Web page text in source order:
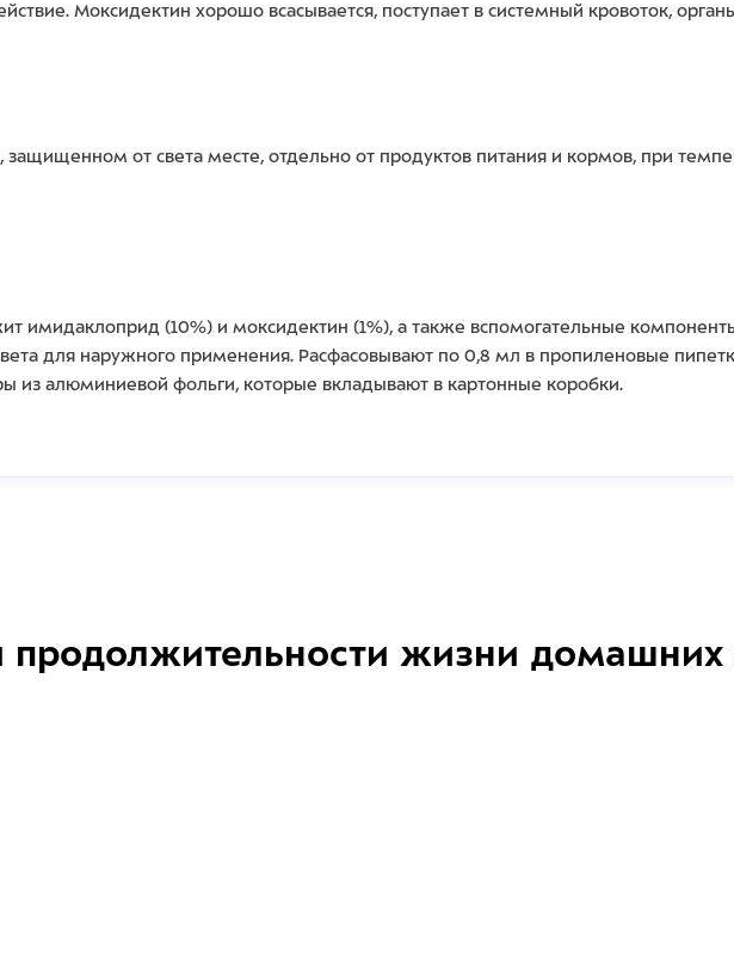
Моксидектин хорошо всасывается, поступает в системный кровоток,
защищенном от света месте, отдельно от продуктов питания и кормов, при
имидаклоприд (10%) и моксидектин (1%), а также вспомогательные
для наружного применения. Расфасовывают по 0,8 мл в пропиленовые
из алюминиевой фольги, которые вкладывают в картонные коробки.
продолжительности жизни